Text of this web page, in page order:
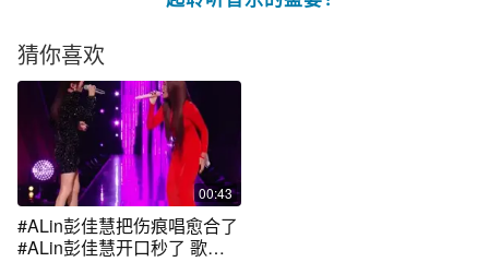
猜你喜欢
00:43
#ALin彭佳慧把伤痕唱愈合了
#ALin彭佳慧开口秒了 歌王